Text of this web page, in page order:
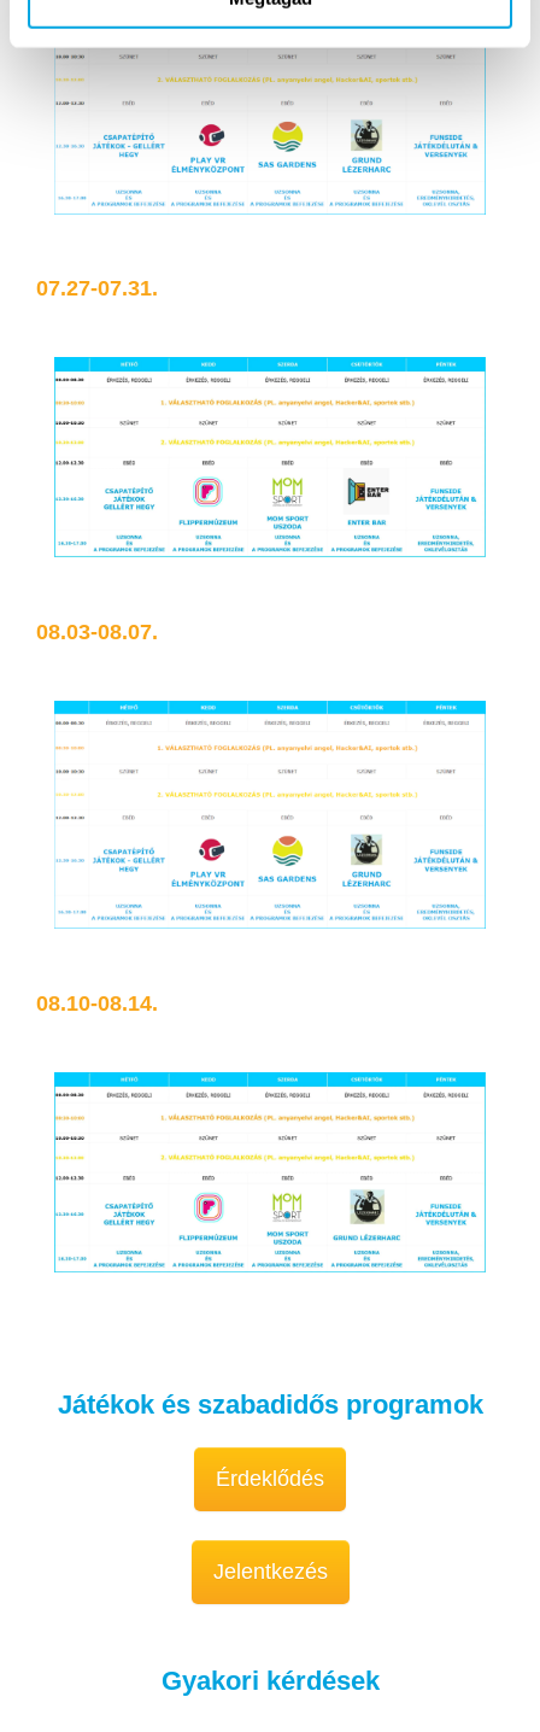
07.27-07.31.
08.03-08.07.
08.10-08.14.
Játékok és szabadidős programok
Érdeklődés
Jelentkezés
Gyakori kérdések